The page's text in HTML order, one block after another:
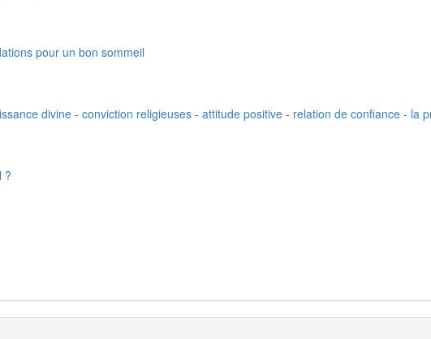
pour un bon sommeil
divine - conviction religieuses - attitude positive - relation de confiance - la
?